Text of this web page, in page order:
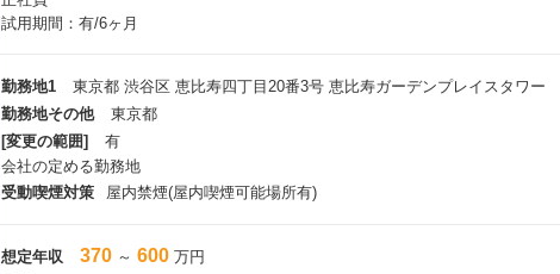
活者のコミュニケーションをより良くします。
ィングをまるっとサポートしています。
■SNSプロモーション事業
Meta、X（Twitter）、LINEからAdTechパートナーとして得られる最新かつ深い
て、
お客様のビジネス課題を解決します。主要SNSだけではなく、TikTok、
す。
試用期間：有/6ヶ月
勤務地1
東京都 渋谷区 恵比寿四丁目20番3号 恵比寿ガーデンプレイスタワー
勤務地その他
東京都
[変更の範囲]
有
会社の定める勤務地
受動喫煙対策
屋内禁煙(屋内喫煙可能場所有)
想定年収 370 ～ 600 万円